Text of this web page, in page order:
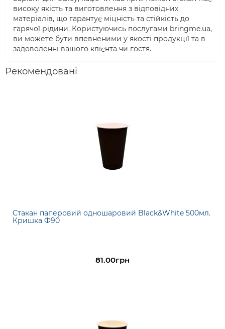
високу якість та виготовлення з відповідних
матеріалів, що гарантує міцність та стійкість до
гарячої рідини. Користуючись послугами bringme.ua,
ви можете бути впевненими у якості продукції та в
задоволенні вашого клієнта чи гостя.
Рекомендовані
Стакан паперовий одношаровий Black&White 500мл.
Кришка Ф90
81.00грн